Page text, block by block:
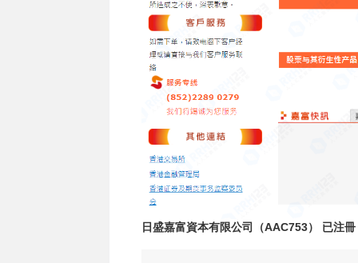
日盛嘉富資本有限公司（AAC753） 已注冊